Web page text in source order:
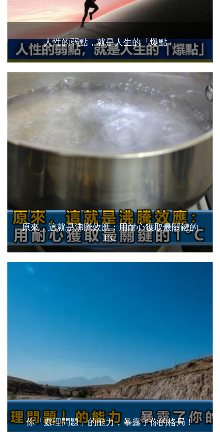
人性的弱點，就是人生的「爆點」
原來，這就是沸騰效應：用耐心獲取最關鍵的
1°C
你「處理問題」的能力，暴露了你的格局！